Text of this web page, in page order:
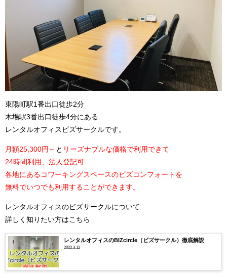
東陽町駅1番出口徒歩2分
木場駅3番出口徒歩4分にある
レンタルオフィスビズサークルです。
月額25,300円～ と リーズナブルな価格で利用できて
24時間利用、法人登記可
各地にあるコワーキングスペースのビズコンフォートを
無料でいつでも利用することができます。
レンタルオフィスのビズサークルについて
詳しく知りたい方はこちら
レンタルオフィスのBIZcircle（ビズサークル）徹底解説
2022.3.12